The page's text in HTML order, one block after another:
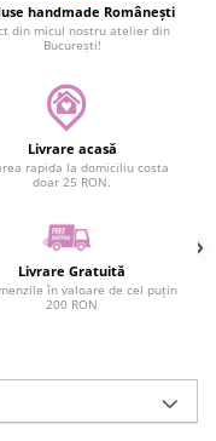
handmade Românești
din micul nostru atelier din
București!
Livrare acasă
rapida la domiciliu costa
doar 25 RON.
Livrare Gratuită
în valoare de cel puțin
200 RON